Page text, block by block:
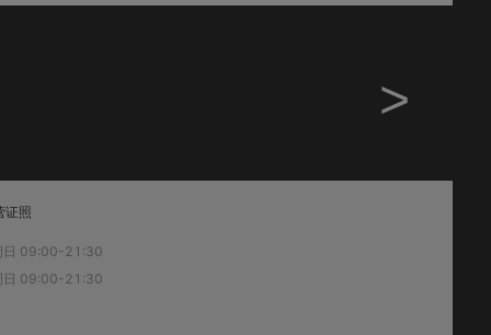
>
证照
日 09:00-21:30
日 09:00-21:30